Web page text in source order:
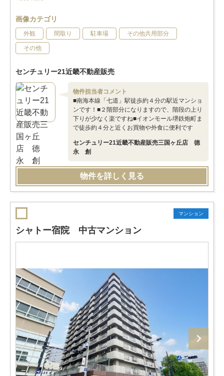
画像カテゴリ
外観 間取り 駐車場 その他共用部分
その他
センチュリー21近畿不動産販売
物件担当者コメント
■南海本線「七道」駅徒歩約４分の駅近マンショ
ンです！■２階部分になりますので、階段の上り
下りが少なく楽ですね■イオンモール堺鉄炮町ま
で徒歩約４分と近くお買物や外食に便利です
センチュリー21近畿不動産販売三国ヶ丘店 徳
永 創
物件を詳しく見る
マンション
シャトー宿院 中古マンション